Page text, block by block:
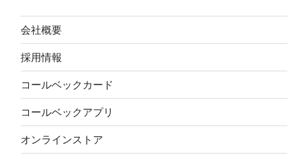
会社概要
採用情報
コールベックカード
コールベックアプリ
オンラインストア